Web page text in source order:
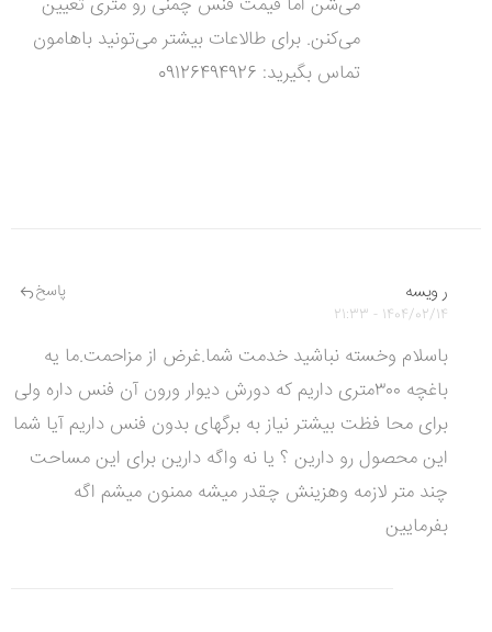
می‌کنن. برای طالاعات بیشتر می‌تونید باهامون
تماس بگیرید: 09126494926
پاسخ ر ویسه
1404/02/14 - 21:33
باسلام وخسته نباشید خدمت شما.غرض از مزاحمت.ما یه
باغچه ۳۰۰متری داریم که دورش دیوار ورون آن فنس داره ولی
برای محا فظت بیشتر نیاز به برگهای بدون فنس داریم آیا شما
این محصول رو دارین ؟ یا نه واگه دارین برای این مساحت
چند متر لازمه وهزینش چقدر میشه ممنون میشم اگه
بفرمایین